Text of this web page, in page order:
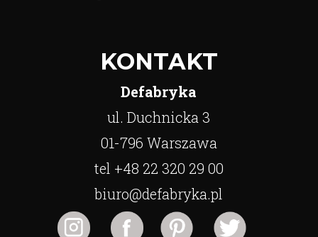
KONTAKT
Defabryka
ul. Duchnicka 3
01-796 Warszawa
tel +48 22 320 29 00
biuro@defabryka.pl